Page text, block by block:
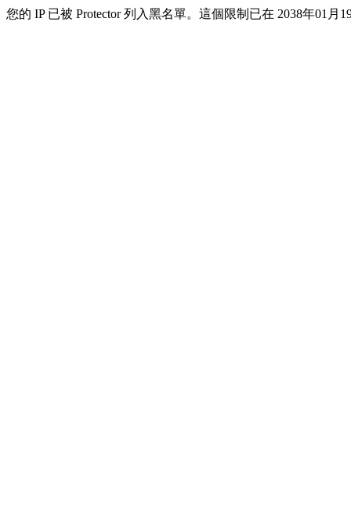
您的 IP 已被 Protector 列入黑名單。這個限制已在 2038年01月